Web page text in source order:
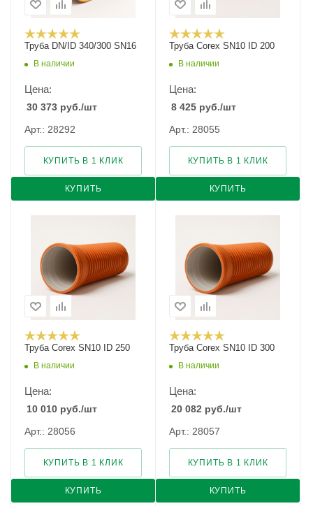
Труба DN/ID 340/300 SN16
В наличии
Цена:
30 373 руб./шт
Арт.: 28292
КУПИТЬ
КУПИТЬ В 1 КЛИК
Труба Corex SN10 ID 200
В наличии
Цена:
8 425 руб./шт
Арт.: 28055
КУПИТЬ
КУПИТЬ В 1 КЛИК
Труба Corex SN10 ID 250
В наличии
Цена:
10 010 руб./шт
Арт.: 28056
КУПИТЬ
КУПИТЬ В 1 КЛИК
Труба Corex SN10 ID 300
В наличии
Цена:
20 082 руб./шт
Арт.: 28057
КУПИТЬ
КУПИТЬ В 1 КЛИК